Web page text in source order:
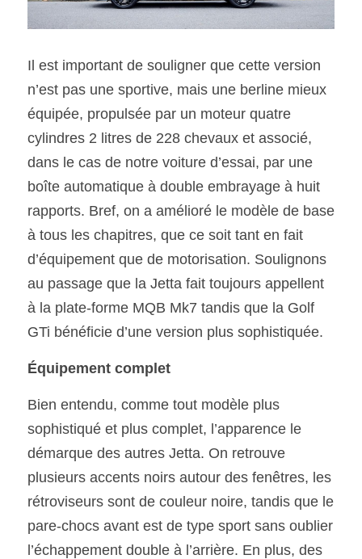
Il est important de souligner que cette version
n’est pas une sportive, mais une berline mieux
équipée, propulsée par un moteur quatre
cylindres 2 litres de 228 chevaux et associé,
dans le cas de notre voiture d’essai, par une
boîte automatique à double embrayage à huit
rapports. Bref, on a amélioré le modèle de base
à tous les chapitres, que ce soit tant en fait
d’équipement que de motorisation. Soulignons
au passage que la Jetta fait toujours appellent
à la plate-forme MQB Mk7 tandis que la Golf
GTi bénéficie d’une version plus sophistiquée.
Équipement complet
Bien entendu, comme tout modèle plus
sophistiqué et plus complet, l’apparence le
démarque des autres Jetta. On retrouve
plusieurs accents noirs autour des fenêtres, les
rétroviseurs sont de couleur noire, tandis que le
pare-chocs avant est de type sport sans oublier
l’échappement double à l’arrière. En plus, des